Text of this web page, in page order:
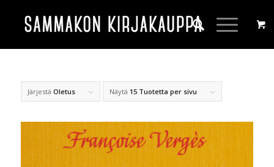
Järjestä Oletus Näytä 15 Tuotetta per sivu